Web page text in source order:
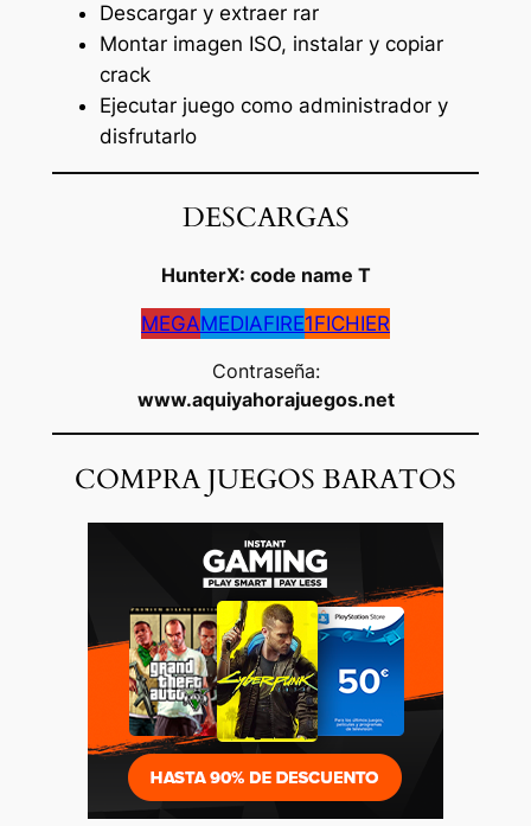
Descargar y extraer rar
Montar imagen ISO, instalar y copiar
crack
Ejecutar juego como administrador y
disfrutarlo
DESCARGAS
HunterX: code name T
MEGAMEDIAFIRE1FICHIER
Contraseña:
www.aquiyahorajuegos.net
COMPRA JUEGOS BARATOS